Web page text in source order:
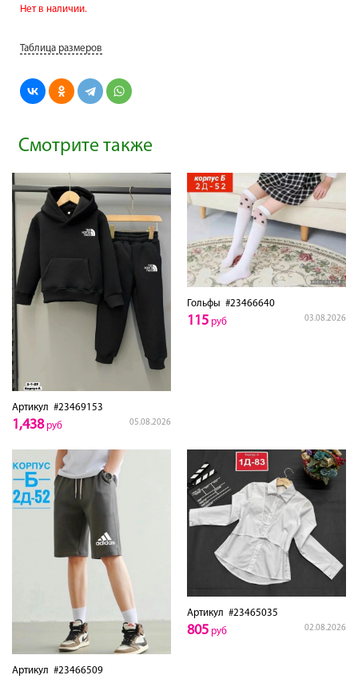
Нет в наличии.
Таблица размеров
Смотрите также
Артикул #23469153
05.08.2026
1,438руб
Гольфы #23466640
03.08.2026
115 руб
Артикул #23466509
Артикул #23465035
02.08.2026
805 руб